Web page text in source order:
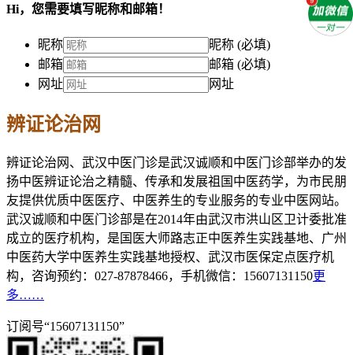
Hi，您需要填写昵称和邮箱！
昵称
昵称 (必填)
邮箱
邮箱 (必填)
网址
网址
辨证论治网
辨证论治网、武汉中医门诊是武汉诚顺和中医门诊部举办的发
扬中医辨证论治之精髓、传承和发展祖国中医药学，为市民朋
友提供优质中医医疗、中医养生的专业服务的专业中医网站。
武汉诚顺和中医门诊部是在2014年由武汉市洪山区卫计委批准
成立的医疗机构，是国医大师路志正中医养生实践基地、广州
中医药大学中医养生实践基地授权、武汉市医保定点医疗机
构，咨询预约：027-87878466，手机微信：15607131150更
多……
订阅号“15607131150”